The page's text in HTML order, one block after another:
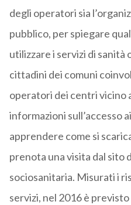
degli operatori sia
pubblico, per spiegare
utilizzare i servizi di sanità
cittadini dei comuni
operatori dei centri vicino
informazioni sull’accesso
apprendere come si
prenota una visita dal sito
sociosanitaria. Misurati i
servizi, nel 2016 è